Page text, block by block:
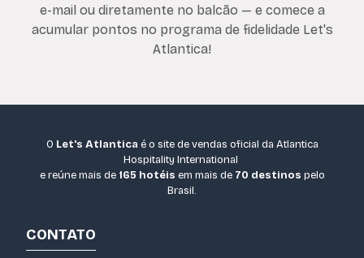
e-mail ou diretamente no balcão — e comece a
acumular pontos no programa de fidelidade Let's
Atlantica!
O Let's Atlantica é o site de vendas oficial da Atlantica
Hospitality International
e reúne mais de 165 hotéis em mais de 70 destinos pelo
Brasil.
CONTATO